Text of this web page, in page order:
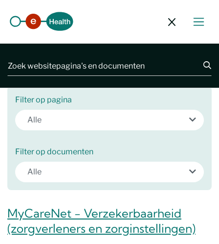
2431 resultaten
Filter op pagina
Alle
Filter op documenten
Alle
MyCareNet - Verzekerbaarheid
(zorgverleners en zorginstellingen)